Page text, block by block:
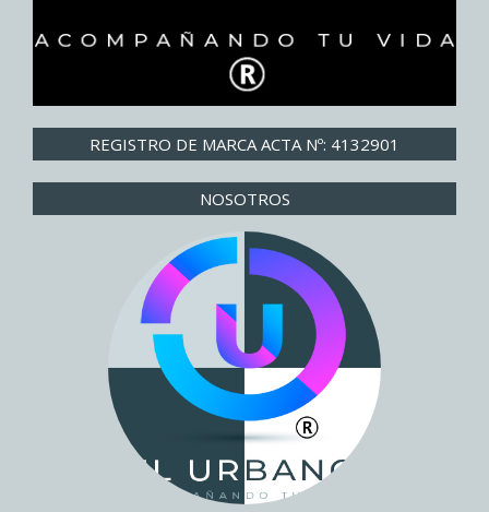
REGISTRO DE MARCA ACTA Nº: 4132901
NOSOTROS